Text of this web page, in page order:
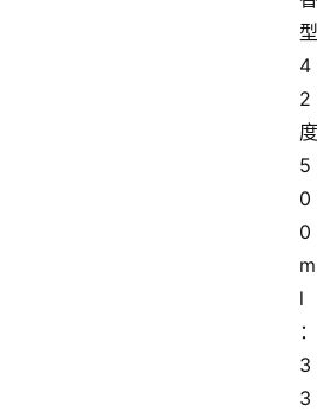
型
4
2
度
5
0
0
m
l
：
3
3